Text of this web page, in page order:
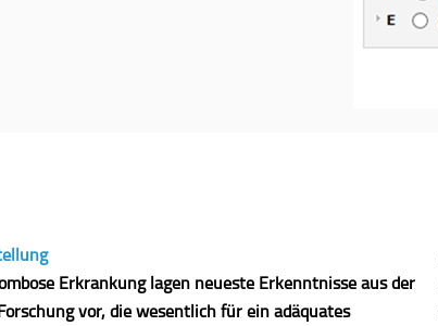
Erkrankung lagen neueste Erkenntnisse aus der
vor, die wesentlich für ein adäquates